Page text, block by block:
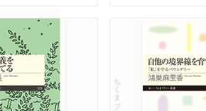
ちくまプリマー新書